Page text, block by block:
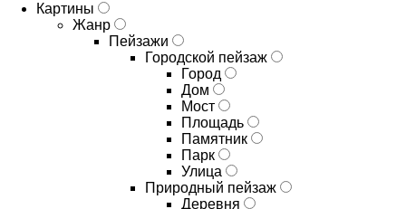
Картины
Жанр
Пейзажи
Городской пейзаж
Город
Дом
Мост
Площадь
Памятник
Парк
Улица
Природный пейзаж
Деревня